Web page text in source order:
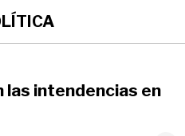
intendencias en